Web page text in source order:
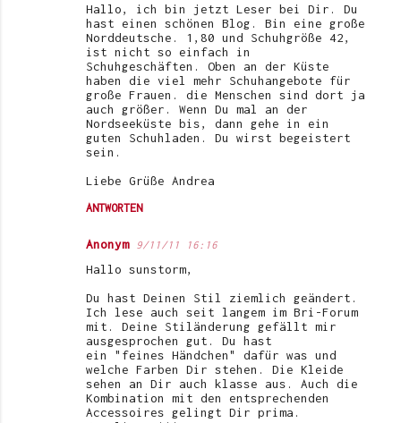
Hallo, ich bin jetzt Leser bei Dir. Du
hast einen schönen Blog. Bin eine große
Norddeutsche. 1,80 und Schuhgröße 42,
ist nicht so einfach in
Schuhgeschäften. Oben an der Küste
haben die viel mehr Schuhangebote für
große Frauen. die Menschen sind dort ja
auch größer. Wenn Du mal an der
Nordseeküste bis, dann gehe in ein
guten Schuhladen. Du wirst begeistert
sein.
Liebe Grüße Andrea
ANTWORTEN
Anonym 9/11/11 16:16
Hallo sunstorm,
Du hast Deinen Stil ziemlich geändert.
Ich lese auch seit langem im Bri-Forum
mit. Deine Stiländerung gefällt mir
ausgesprochen gut. Du hast
ein "feines Händchen" dafür was und
welche Farben Dir stehen. Die Kleide
sehen an Dir auch klasse aus. Auch die
Kombination mit den entsprechenden
Accessoires gelingt Dir prima.